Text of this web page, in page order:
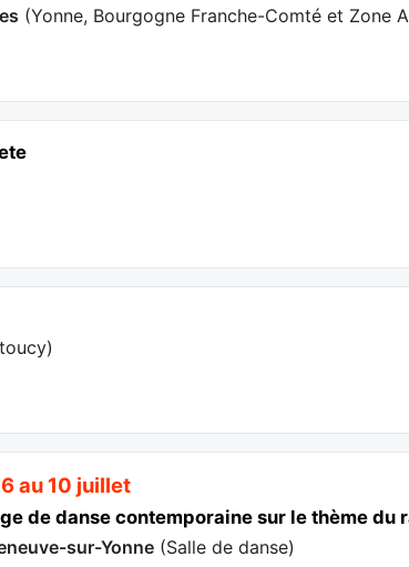
(Yonne, Bourgogne Franche-Comté et Zone A
)
au 10 juillet
de danse contemporaine sur le thème du
sur-Yonne (Salle de danse)